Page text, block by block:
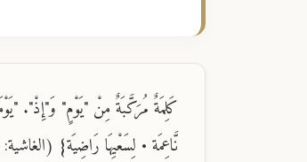
كَلِمَةٌ مُرَكَّبَةٌ مِنْ "يَوْمٍ" وَ"إِذْ".
نَّاعِمَة • لِسَعْيِهَا رَاضِيَة} (الغاشية: 8-9) (قرآن).